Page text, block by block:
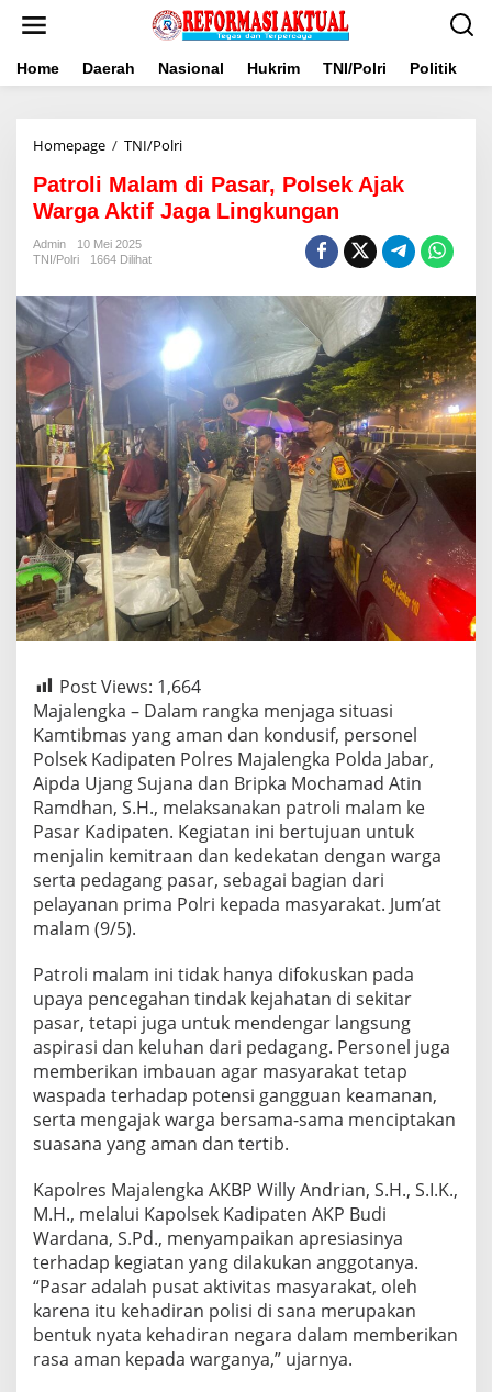
Home Daerah Nasional Hukrim TNI/Polri Politik
Homepage / TNI/PolriPatroli
di
Pasar,
Polsek
Jaga
Lingkungan
Patroli Malam di Pasar, Polsek Ajak
Warga Aktif Jaga Lingkungan
Admin
10 Mei 2025
TNI/Polri
1664 Dilihat
Post Views: 1,664
Majalengka – Dalam rangka menjaga situasi
Kamtibmas yang aman dan kondusif, personel
Polsek Kadipaten Polres Majalengka Polda Jabar,
Aipda Ujang Sujana dan Bripka Mochamad Atin
Ramdhan, S.H., melaksanakan patroli malam ke
Pasar Kadipaten. Kegiatan ini bertujuan untuk
menjalin kemitraan dan kedekatan dengan warga
serta pedagang pasar, sebagai bagian dari
pelayanan prima Polri kepada masyarakat. Jum’at
malam (9/5).
Patroli malam ini tidak hanya difokuskan pada
upaya pencegahan tindak kejahatan di sekitar
pasar, tetapi juga untuk mendengar langsung
aspirasi dan keluhan dari pedagang. Personel juga
memberikan imbauan agar masyarakat tetap
waspada terhadap potensi gangguan keamanan,
serta mengajak warga bersama-sama menciptakan
suasana yang aman dan tertib.
Kapolres Majalengka AKBP Willy Andrian, S.H., S.I.K.,
M.H., melalui Kapolsek Kadipaten AKP Budi
Wardana, S.Pd., menyampaikan apresiasinya
terhadap kegiatan yang dilakukan anggotanya.
“Pasar adalah pusat aktivitas masyarakat, oleh
karena itu kehadiran polisi di sana merupakan
bentuk nyata kehadiran negara dalam memberikan
rasa aman kepada warganya,” ujarnya.